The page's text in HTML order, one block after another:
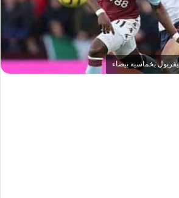
بخماسية بيضاء